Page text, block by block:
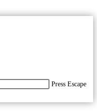
Press Escape